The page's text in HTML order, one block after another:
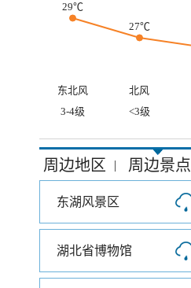
29℃
27℃
东北风 北风
3-4级
<3级
周边地区 | 周边景点
东湖风景区
湖北省博物馆